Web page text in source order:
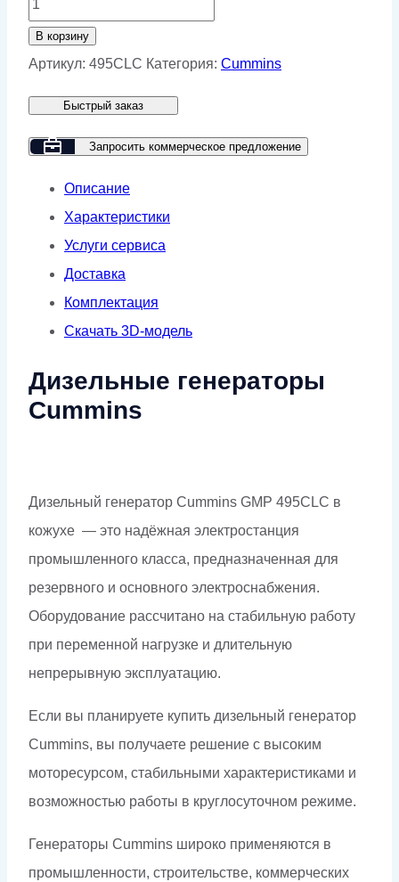
товара
Дизельный
GMP
495CLC
кожухе
В корзину
Артикул: 495CLC Категория: Cummins
Быстрый заказ
Запросить коммерческое предложение
Описание
Характеристики
Услуги сервиса
Доставка
Комплектация
Скачать 3D-модель
Дизельные генераторы
Cummins
Дизельный генератор Cummins GMP 495CLC в
кожухе — это надёжная электростанция
промышленного класса, предназначенная для
резервного и основного электроснабжения.
Оборудование рассчитано на стабильную работу
при переменной нагрузке и длительную
непрерывную эксплуатацию.
Если вы планируете купить дизельный генератор
Cummins, вы получаете решение с высоким
моторесурсом, стабильными характеристиками и
возможностью работы в круглосуточном режиме.
Генераторы Cummins широко применяются в
промышленности, строительстве, коммерческих